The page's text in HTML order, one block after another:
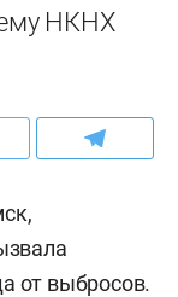
НКНХ
от выбросов.